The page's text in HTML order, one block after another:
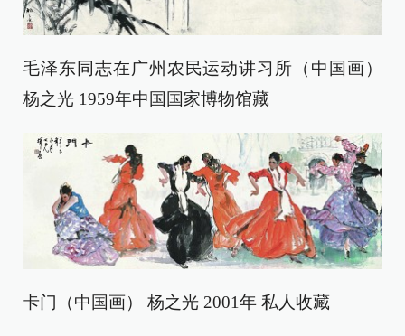
毛泽东同志在广州农民运动讲习所（中国画）
杨之光 1959年中国国家博物馆藏
卡门（中国画） 杨之光 2001年 私人收藏